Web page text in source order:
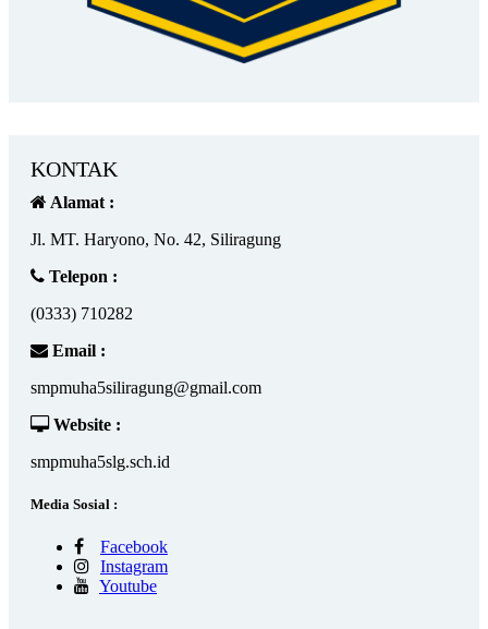
KONTAK
Alamat :
Jl. MT. Haryono, No. 42, Siliragung
Telepon :
(0333) 710282
Email :
smpmuha5siliragung@gmail.com
Website :
smpmuha5slg.sch.id
Media Sosial :
Facebook
Instagram
Youtube